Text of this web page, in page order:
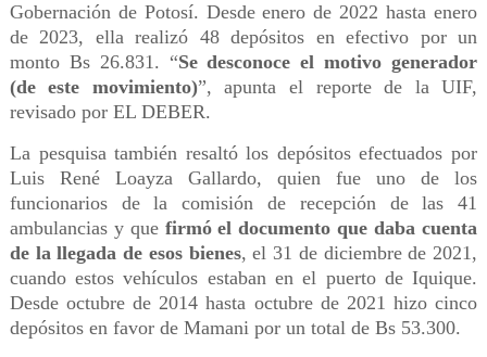
Gobernación de Potosí. Desde enero de 2022 hasta enero
de 2023, ella realizó 48 depósitos en efectivo por un
monto Bs 26.831. “Se desconoce el motivo generador
(de este movimiento)”, apunta el reporte de la UIF,
revisado por EL DEBER.
La pesquisa también resaltó los depósitos efectuados por
Luis René Loayza Gallardo, quien fue uno de los
funcionarios de la comisión de recepción de las 41
ambulancias y que firmó el documento que daba cuenta
de la llegada de esos bienes, el 31 de diciembre de 2021,
cuando estos vehículos estaban en el puerto de Iquique.
Desde octubre de 2014 hasta octubre de 2021 hizo cinco
depósitos en favor de Mamani por un total de Bs 53.300.